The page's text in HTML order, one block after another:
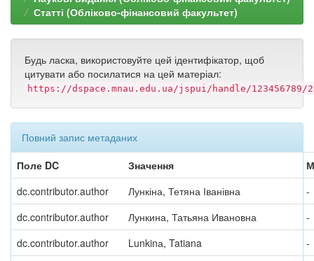
Статті (Обліково-фінансовий факультет)
Будь ласка, використовуйте цей ідентифікатор, щоб
цитувати або посилатися на цей матеріал:
https://dspace.mnau.edu.ua/jspui/handle/123456789/
Повний запис метаданих
Поле DC
Значення
dc.contributor.author
Лункіна, Тетяна Іванівна
-
dc.contributor.author
Лункина, Татьяна Ивановна
-
dc.contributor.author
Lunkinа, Tatiana
-